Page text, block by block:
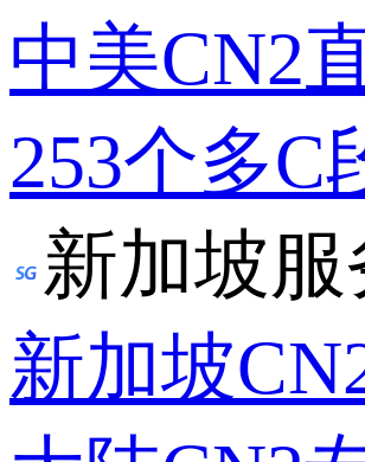
中美CN2
253个多C
新加坡服
新加坡